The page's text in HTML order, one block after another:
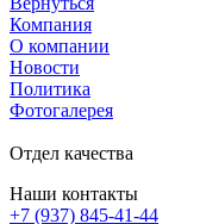
Компания
О компании
Новости
Политика
Фотогалерея
Отдел качества
Наши контакты
+7 (937) 845-41-44